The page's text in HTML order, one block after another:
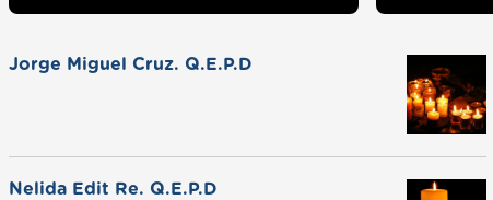
Jorge Miguel Cruz. Q.E.P.D
Nelida Edit Re. Q.E.P.D